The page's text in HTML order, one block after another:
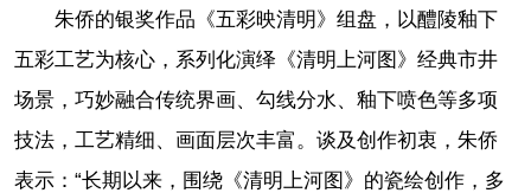
朱侨的银奖作品《五彩映清明》组盘，以醴陵釉下
五彩工艺为核心，系列化演绎《清明上河图》经典市井
场景，巧妙融合传统界画、勾线分水、釉下喷色等多项
技法，工艺精细、画面层次丰富。谈及创作初衷，朱侨
表示：“长期以来，围绕《清明上河图》的瓷绘创作，多